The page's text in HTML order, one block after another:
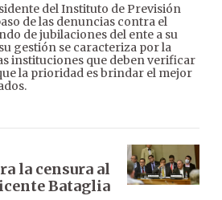
del Instituto de Previsión
de las denuncias contra el
de jubilaciones del ente a su
gestión se caracteriza por la
instituciones que deben verificar
la prioridad es brindar el mejor
la censura al
Bataglia